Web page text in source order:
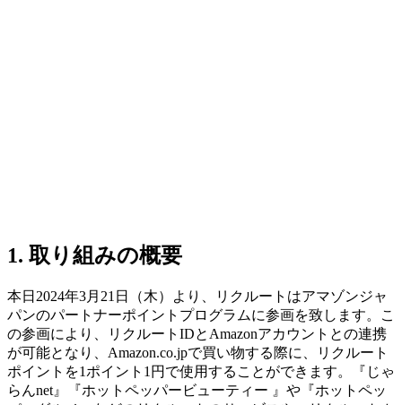
1. 取り組みの概要
本日2024年3月21日（木）より、リクルートはアマゾンジャ
パンのパートナーポイントプログラムに参画を致します。こ
の参画により、リクルートIDとAmazonアカウントとの連携
が可能となり、Amazon.co.jpで買い物する際に、リクルート
ポイントを1ポイント1円で使用することができます。『じゃ
らんnet』『ホットペッパービューティー 』や『ホットペッ